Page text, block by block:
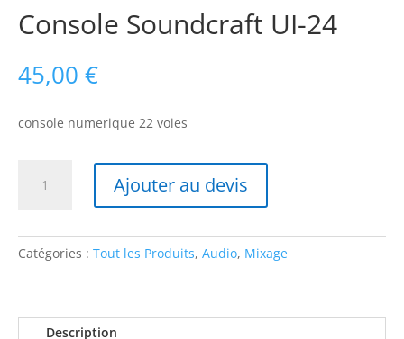
Console Soundcraft UI-24
45,00 €
console numerique 22 voies
UI-
Ajouter au devis
Catégories : Tout les Produits, Audio, Mixage
Description